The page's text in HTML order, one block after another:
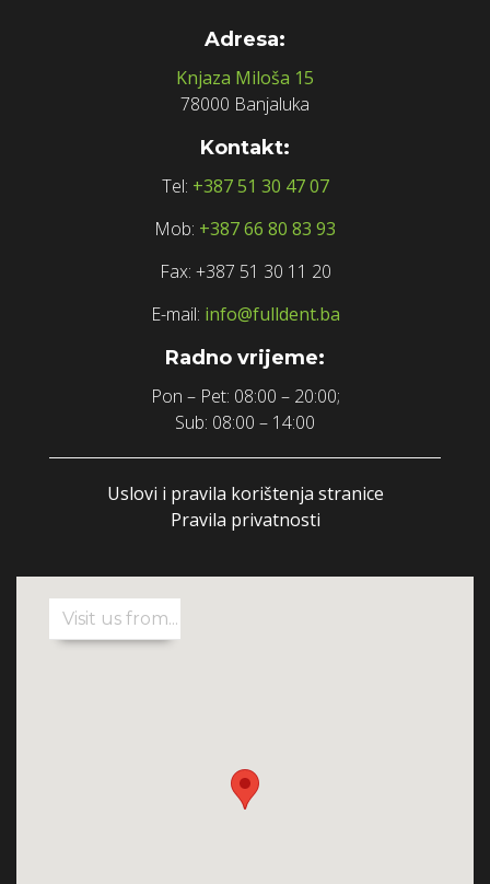
Adresa:
Knjaza Miloša 15
78000 Banjaluka
Kontakt:
Tel: +387 51 30 47 07
Mob: +387 66 80 83 93
Fax: +387 51 30 11 20
E-mail: info@fulldent.ba
Radno vrijeme:
Pon – Pet: 08:00 – 20:00;
Sub: 08:00 – 14:00
Uslovi i pravila korištenja stranice
Pravila privatnosti